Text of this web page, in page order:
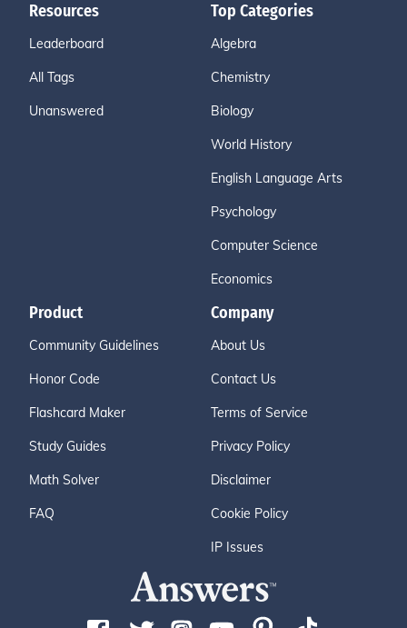
Resources
Leaderboard
All Tags
Unanswered
Top Categories
Algebra
Chemistry
Biology
World History
English Language Arts
Psychology
Computer Science
Economics
Product
Community Guidelines
Honor Code
Flashcard Maker
Study Guides
Math Solver
FAQ
Company
About Us
Contact Us
Terms of Service
Privacy Policy
Disclaimer
Cookie Policy
IP Issues